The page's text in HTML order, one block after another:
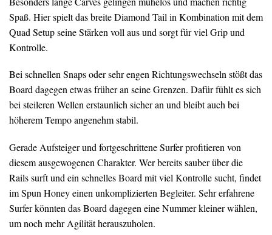
Spaß. Hier spielt das breite Diamond Tail in Kombination mit dem
Quad Setup seine Stärken voll aus und sorgt für viel Grip und
Kontrolle.
Bei schnellen Snaps oder sehr engen Richtungswechseln stößt das
Board dagegen etwas früher an seine Grenzen. Dafür fühlt es sich
bei steileren Wellen erstaunlich sicher an und bleibt auch bei
höherem Tempo angenehm stabil.
Gerade Aufsteiger und fortgeschrittene Surfer profitieren von
diesem ausgewogenen Charakter. Wer bereits sauber über die
Rails surft und ein schnelles Board mit viel Kontrolle sucht, findet
im Spun Honey einen unkomplizierten Begleiter. Sehr erfahrene
Surfer könnten das Board dagegen eine Nummer kleiner wählen,
um noch mehr Agilität herauszuholen.